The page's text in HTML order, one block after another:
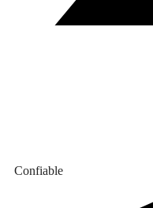
Confiable